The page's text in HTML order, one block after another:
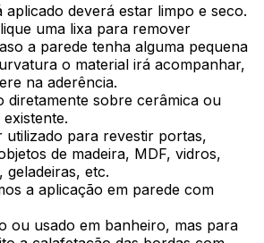
deverá estar limpo e seco.
uma lixa para remover
a parede tenha alguma pequena
o material irá acompanhar,
na aderência.
diretamente sobre cerâmica ou
utilizado para revestir portas,
de madeira, MDF, vidros,
geladeiras, etc.
a aplicação em parede com
ou usado em banheiro, mas para